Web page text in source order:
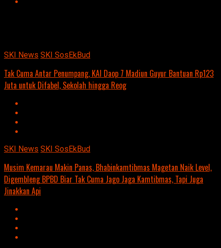
SKI News SKI SosEkBud
Tak Cuma Antar Penumpang, KAI Daop 7 Madiun Guyur Bantuan Rp123
Juta untuk Difabel, Sekolah hingga Reog
SKI News SKI SosEkBud
Musim Kemarau Makin Panas, Bhabinkamtibmas Magetan Naik Level,
Digembleng BPBD Biar Tak Cuma Jago Jaga Kamtibmas, Tapi Juga
Jinakkan Api